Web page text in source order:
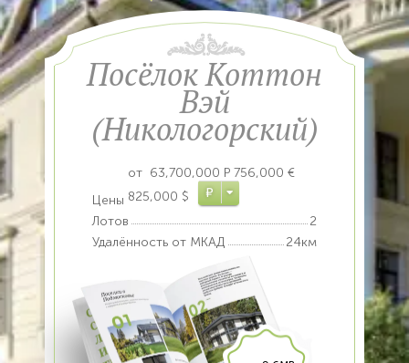
Посёлок Коттон
Вэй
(Никологорский)
Цены
от 63,700,000 Р 756,000 €
825,000 $
Р
Лотов
2
Удалённость от МКАД
24км